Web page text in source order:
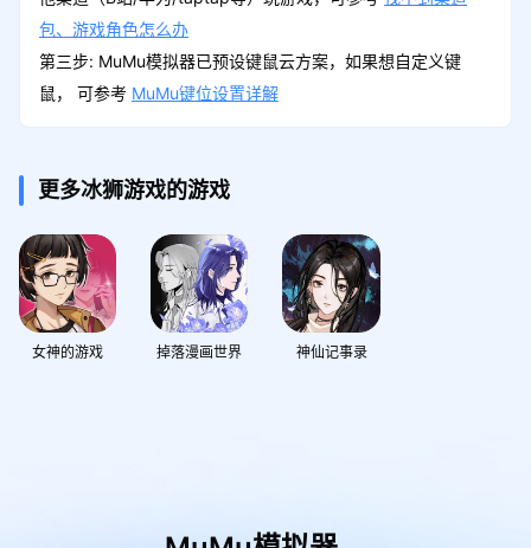
包、游戏角色怎么办
第三步: MuMu模拟器已预设键鼠云方案，如果想自定义键
鼠， 可参考 MuMu键位设置详解
更多冰狮游戏的游戏
女神的游戏 掉落漫画世界 神仙记事录